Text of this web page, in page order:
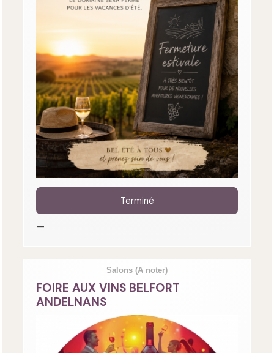
Terminé
—
Salons (A noter)
FOIRE AUX VINS BELFORT
ANDELNANS